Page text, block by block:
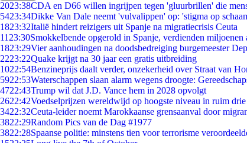
2023:38CDA en D66 willen ingrijpen tegen 'gluurbrillen' die
5423:34Dikke Van Dale neemt 'vulvalippen' op: 'stigma op
1823:32Italië hindert reizigers uit Spanje na migratiecrisis Ceuta
11 23:30Smokkelbende opgerold in Spanje, verdienden miljoenen
1823:29Vier aanhoudingen na doodsbedreiging burgemeester
2223:22Quake krijgt na 30 jaar een gratis uitbreiding
1022:54Benzineprijs daalt verder, onzekerheid over Straat van
5922:53Waterschappen slaan alarm wegens droogte:
4722:43Trump wil dat J.D. Vance hem in 2028 opvolgt
2622:42Voedselprijzen wereldwijd op hoogste niveau in ruim
3422:32Ceuta-leider noemt Marokkaanse grensaanval door
3822:29Random Pics van de Dag #1977
3822:28Spaanse politie: minstens tien voor terrorisme